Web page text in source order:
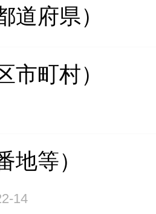
道府県）
市町村）
地等）
14